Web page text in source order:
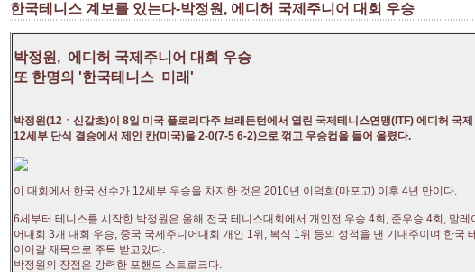
한국테니스 계보를 있는다-박정원, 에디허 국제주니어 대회 우승
박정원, 에디허 국제주니어 대회 우승
또 한명의 '한국테니스 미래'
박정원(12ㆍ신갈초)이 8일 미국 플로리다주 브래든턴에서 열린 국제테니스연맹(ITF) 에디허 국
12세부 단식 결승에서 제인 칸(미국)을 2-0(7-5 6-2)으로 꺾고 우승컵을 들어 올렸다.
이 대회에서 한국 선수가 12세부 우승을 차지한 것은 2010년 이덕희(마포고) 이후 4년 만이다.
6세부터 테니스를 시작한 박정원은 올해 전국 테니스대회에서 개인전 우승 4회, 준우승 4회, 말레
어대회 3개 대회 우승, 중국 국제주니어대회 개인 1위, 복식 1위 등의 성적을 낸 기대주이며 한국
이어갈 재목으로 주목 받고있다.
박정원의 장점은 강력한 포핸드 스트로크다.